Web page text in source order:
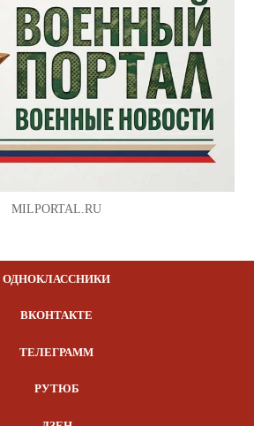
MILPORTAL.RU
ОДНОКЛАССНИКИ
ВКОНТАКТЕ
ТЕЛЕГРАММ
РУТЮБ